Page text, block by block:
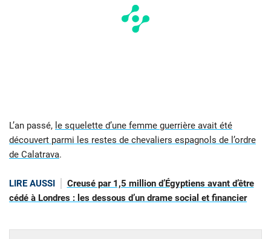
L’an passé, le squelette d’une femme guerrière avait été
découvert parmi les restes de chevaliers espagnols de l’ordre
de Calatrava.
LIRE AUSSI
Creusé par 1,5 million d’Égyptiens avant d’être
cédé à Londres : les dessous d’un drame social et financier